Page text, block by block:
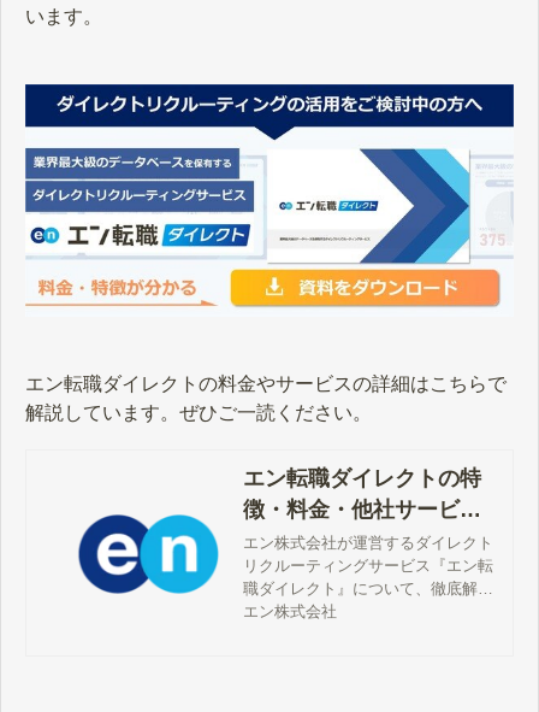
います。
エン転職ダイレクトの料金やサービスの詳細はこちらで
解説しています。ぜひご一読ください。
エン転職ダイレクトの特
徴・料金・他社サービス
の違い
エン株式会社が運営するダイレクト
リクルーティングサービス『エン転
職ダイレクト』について、徹底解説
します。特長や強みは？料金形態
エン株式会社